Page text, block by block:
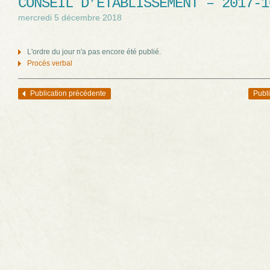
CONSEIL D’ÉTABLISSEMENT – 2017-
mercredi 5 décembre 2018
L'ordre du jour n'a pas encore été publié.
Procès verbal
Navigation des articles
Publication précédente